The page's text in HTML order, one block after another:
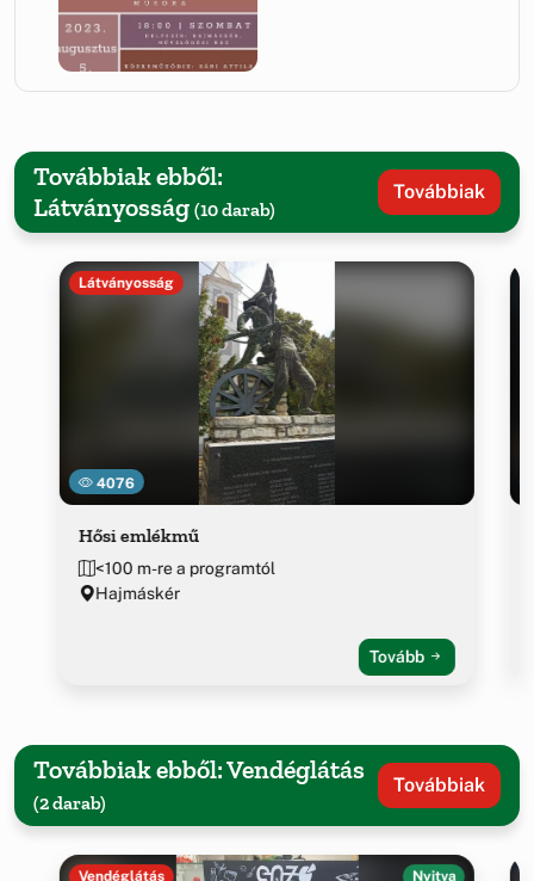
Továbbiak ebből:
Látványosság (10 darab)
Továbbiak
4076
Látványosság
Hősi emlékmű
<100 m-re a programtól
Hajmáskér
Tovább
Továbbiak ebből: Vendéglátás
(2 darab)
Továbbiak
Vendéglátás Nyitva